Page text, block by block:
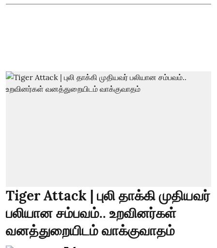
Tiger Attack | புலி தாக்கி முதியவர்
பலியான சம்பவம்.. உறவினர்கள்
வனத்துறையிடம் வாக்குவாதம்